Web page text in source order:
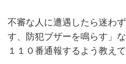
不審な人に遭遇したら迷わ
す、防犯ブザーを鳴らす」
１１０番通報するよう教え